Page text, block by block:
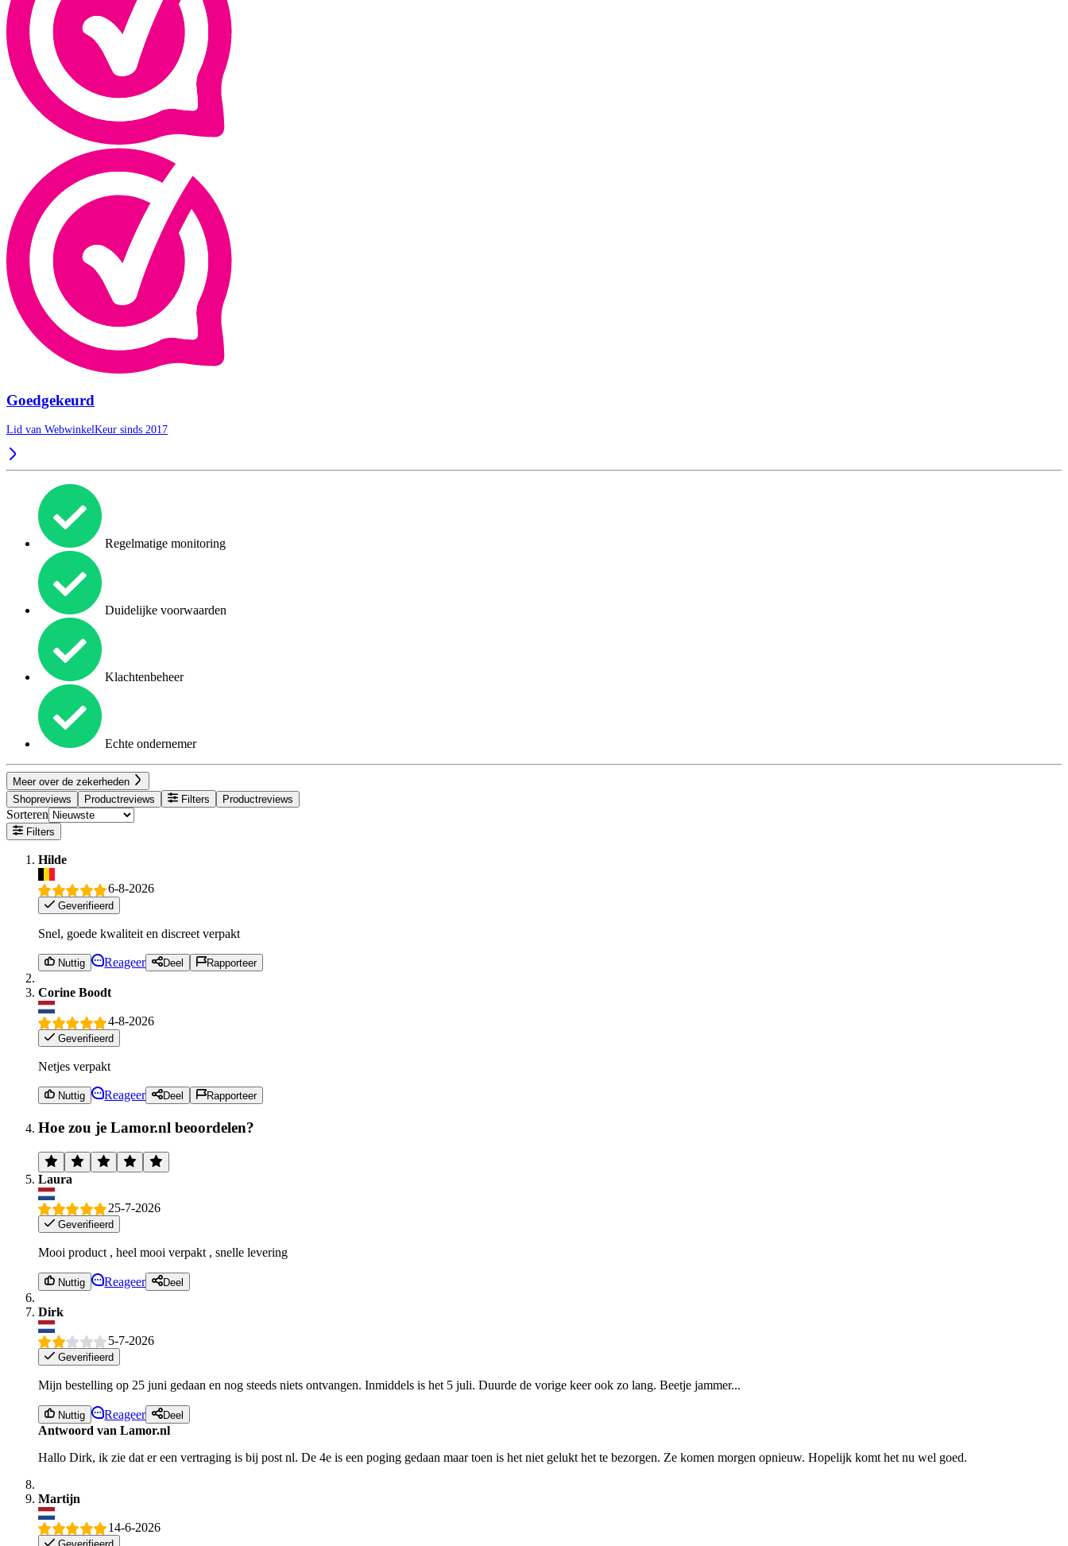
Goedgekeurd
Lid van WebwinkelKeur sinds 2017
Regelmatige monitoring
Duidelijke voorwaarden
Klachtenbeheer
Echte ondernemer
Meer over de zekerheden
Shopreviews
Productreviews Filters Productreviews
Sorteren
Filters
Hilde
6-8-2026
Geverifieerd
Snel, goede kwaliteit en discreet verpakt
Nuttig Reageer Deel Rapporteer
Corine Boodt
4-8-2026
Geverifieerd
Netjes verpakt
Nuttig Reageer Deel Rapporteer
Hoe zou je Lamor.nl beoordelen?
Laura
25-7-2026
Geverifieerd
Mooi product , heel mooi verpakt , snelle levering
Nuttig Reageer Deel
Dirk
5-7-2026
Geverifieerd
Mijn bestelling op 25 juni gedaan en nog steeds niets ontvangen. Inmiddels is het 5 juli. Duurde de vorige keer ook zo lang. Beetje jammer...
Nuttig Reageer Deel
Antwoord van Lamor.nl
Hallo Dirk, ik zie dat er een vertraging is bij post nl. De 4e is een poging gedaan maar toen is het niet gelukt het te bezorgen. Ze komen morgen opnieuw. Hopelijk komt het nu wel goed.
Martijn
14-6-2026